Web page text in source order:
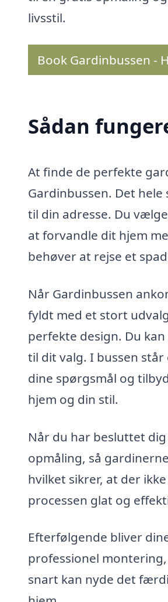
livsstil.
Book Gardinbussen -
Sådan
At finde de perfekte
Gardinbussen. Det
til din adresse. Du
at forvandle dit hjem
behøver at rejse et
Når Gardinbussen
fyldt med et stort
perfekte design. Du
til dit valg. I bussen
dine spørgsmål og
hjem og din stil.
Når du har besluttet
opmåling, så
hvilket sikrer, at der
processen glat og
Efterfølgende bliver
professionel
snart kan nyde det